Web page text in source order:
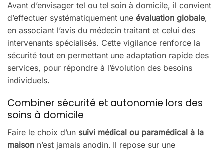
Avant d’envisager tel ou tel soin à domicile, il convient
d’effectuer systématiquement une évaluation globale,
en associant l’avis du médecin traitant et celui des
intervenants spécialisés. Cette vigilance renforce la
sécurité tout en permettant une adaptation rapide des
services, pour répondre à l’évolution des besoins
individuels.
Combiner sécurité et autonomie lors des
soins à domicile
Faire le choix d’un suivi médical ou paramédical à la
maison n’est jamais anodin. Il repose sur une